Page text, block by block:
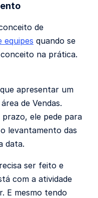
de
equipes quando se
na prática.
apresentar um
de Vendas.
ele pede para
levantamento das
data.
ser feito e
com a atividade
E mesmo tendo